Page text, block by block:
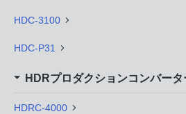
HDC-3100
HDC-P31
HDRプロダクションコンバータ
HDRC-4000